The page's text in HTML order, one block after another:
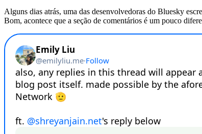
Alguns dias atrás, uma das desenvolvedoras do Bluesky
Bom, acontece que a seção de comentários é um pouco